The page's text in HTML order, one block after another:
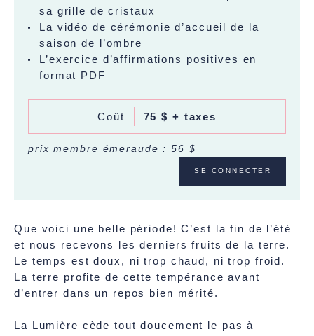
sa grille de cristaux
La vidéo de cérémonie d’accueil de la
saison de l’ombre
L’exercice d’affirmations positives en
format PDF
Coût 75 $ + taxes
prix membre émeraude : 56 $
SE CONNECTER
Que voici une belle période! C’est la fin de l’été
et nous recevons les derniers fruits de la terre.
Le temps est doux, ni trop chaud, ni trop froid.
La terre profite de cette tempérance avant
d’entrer dans un repos bien mérité.
La Lumière cède tout doucement le pas à